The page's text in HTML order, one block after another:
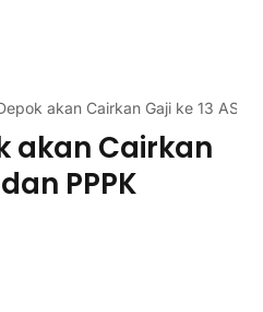
akan Cairkan Gaji ke 13 ASN
akan Cairkan
PPPK